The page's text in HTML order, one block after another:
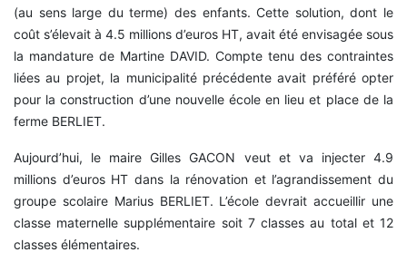
(au sens large du terme) des enfants. Cette solution, dont le
coût s’élevait à 4.5 millions d’euros HT, avait été envisagée sous
la mandature de Martine DAVID. Compte tenu des contraintes
liées au projet, la municipalité précédente avait préféré opter
pour la construction d’une nouvelle école en lieu et place de la
ferme BERLIET.
Aujourd’hui, le maire Gilles GACON veut et va injecter 4.9
millions d’euros HT dans la rénovation et l’agrandissement du
groupe scolaire Marius BERLIET. L’école devrait accueillir une
classe maternelle supplémentaire soit 7 classes au total et 12
classes élémentaires.